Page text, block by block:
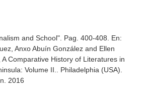
and School". Pag. 400-408. En:
Anxo Abuín González and Ellen
Comparative History of Literatures in
Volume II.
. Philadelphia (USA).
2016